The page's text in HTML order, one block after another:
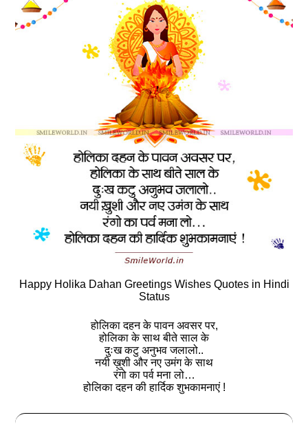
Happy Holika Dahan Greetings Wishes Quotes in Hindi
Status
होलिका दहन के पावन अवसर पर,
होलिका के साथ बीते साल के
दुःख कटु अनुभव जलालो..
नयी ख़ुशी और नए उमंग के साथ
रंगो का पर्व मना लो…
होलिका दहन की हार्दिक शुभकामनाएं !